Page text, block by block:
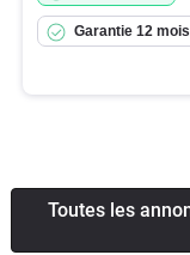
Garantie 12 mois
Toutes les